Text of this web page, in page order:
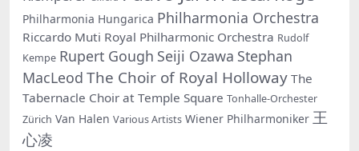
Philharmonia Hungarica Philharmonia Orchestra
Riccardo Muti Royal Philharmonic Orchestra Rudolf
Kempe Rupert Gough Seiji Ozawa Stephan
MacLeod The Choir of Royal Holloway The
Tabernacle Choir at Temple Square Tonhalle-Orchester
Zürich Van Halen Various Artists Wiener Philharmoniker 王
心凌